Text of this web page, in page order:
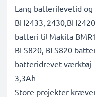
Lang batterilevetid og
BH2433,
batteri til Makita
BLS820, BLS820
batteridrevet værktøj
3,3Ah
Store projekter